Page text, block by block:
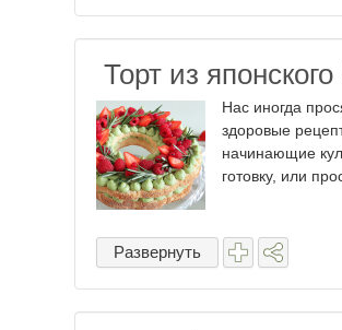
Торт из
Нас иногда
здоровые
начинающие
готовку, или
Развернуть